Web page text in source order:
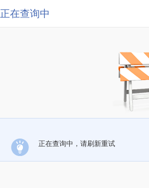
正在查询中
正在查询中，请刷新重试